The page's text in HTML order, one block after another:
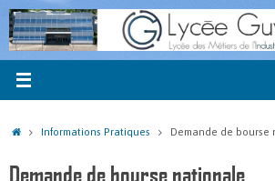
Passer
au
contenu
AccueilInformations Pratiques Demande de bourse
Demande de bourse nationale